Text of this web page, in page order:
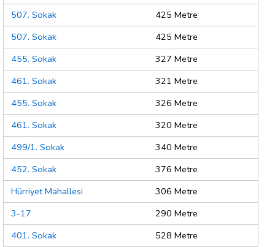
507. Sokak
425 Metre
507. Sokak
425 Metre
455. Sokak
327 Metre
461. Sokak
321 Metre
455. Sokak
326 Metre
461. Sokak
320 Metre
499/1. Sokak
340 Metre
452. Sokak
376 Metre
Hürriyet Mahallesi
306 Metre
3-17
290 Metre
401. Sokak
528 Metre